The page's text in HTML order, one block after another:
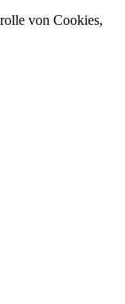
von Cookies,